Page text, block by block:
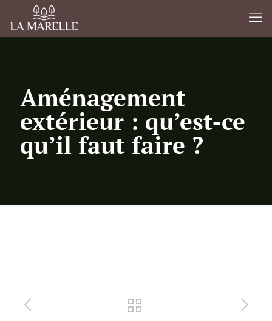
Aménagement
extérieur : qu’est-ce
qu’il faut faire ?